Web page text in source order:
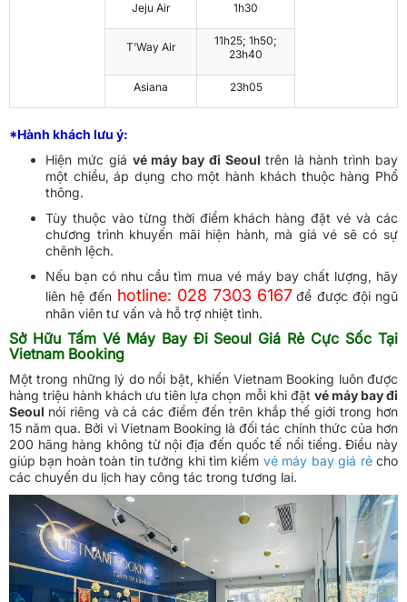
Jeju Air 1h30
T’Way Air
11h25; 1h50;
23h40
Asiana 23h05
*Hành khách lưu ý:
Hiện mức giá vé máy bay đi Seoul trên là hành trình bay
một chiều, áp dụng cho một hành khách thuộc hàng Phổ
thông.
Tùy thuộc vào từng thời điểm khách hàng đặt vé và các
chương trình khuyến mãi hiện hành, mà giá vé sẽ có sự
chênh lệch.
Nếu bạn có nhu cầu tìm mua vé máy bay chất lượng, hãy
liên hệ đến hotline: 028 7303 6167 để được đội ngũ
nhân viên tư vấn và hỗ trợ nhiệt tình.
Sở Hữu Tấm Vé Máy Bay Đi Seoul Giá Rẻ Cực Sốc Tại
Vietnam Booking
Một trong những lý do nổi bật, khiến Vietnam Booking luôn được
hàng triệu hành khách ưu tiên lựa chọn mỗi khi đặt vé máy bay đi
Seoul nói riêng và cả các điểm đến trên khắp thế giới trong hơn
15 năm qua. Bởi vì Vietnam Booking là đối tác chính thức của hơn
200 hãng hàng không từ nội địa đến quốc tế nổi tiếng. Điều này
giúp bạn hoàn toàn tin tưởng khi tìm kiếm vé máy bay giá rẻcho
các chuyến du lịch hay công tác trong tương lai.